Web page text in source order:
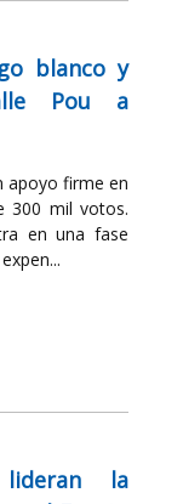
blanco y
Pou a
apoyo firme en
300 mil votos.
en una fase
la